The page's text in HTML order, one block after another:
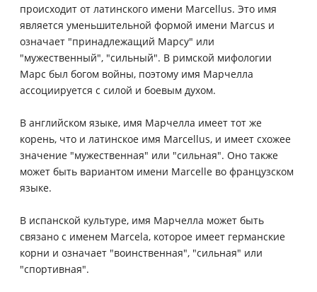
происходит от латинского имени Marcellus. Это имя
является уменьшительной формой имени Marcus и
означает "принадлежащий Марсу" или
"мужественный", "сильный". В римской мифологии
Марс был богом войны, поэтому имя Марчелла
ассоциируется с силой и боевым духом.
В английском языке, имя Марчелла имеет тот же
корень, что и латинское имя Marcellus, и имеет схожее
значение "мужественная" или "сильная". Оно также
может быть вариантом имени Marcelle во французском
языке.
В испанской культуре, имя Марчелла может быть
связано с именем Marcela, которое имеет германские
корни и означает "воинственная", "сильная" или
"спортивная".